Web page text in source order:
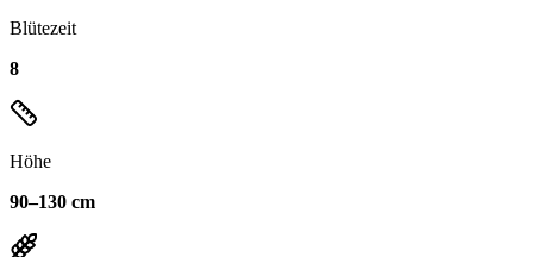
Blütezeit
8
Höhe
90–130 cm